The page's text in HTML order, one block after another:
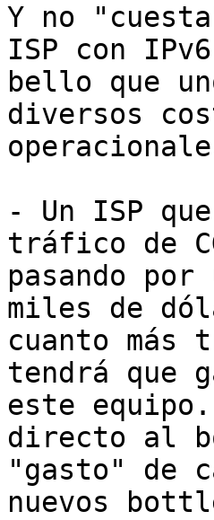
Y no
ISP con
bello que
diversos
- Un ISP
tráfico de
pasando
miles de
cuanto más
tendrá que
este
directo al
"gasto" de
nuevos